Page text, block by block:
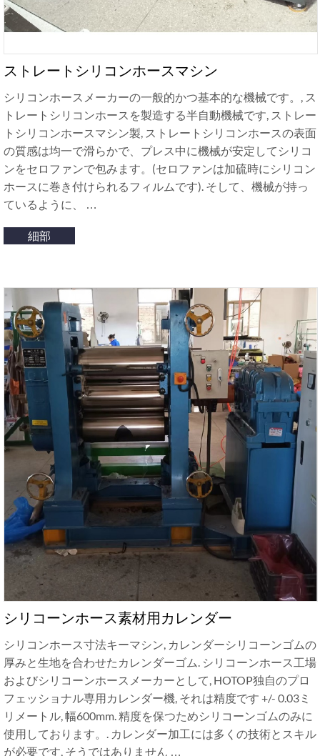
ストレートシリコンホースマシン
シリコンホースメーカーの一般的かつ基本的な機械です。, ス
トレートシリコンホースを製造する半自動機械です, ストレー
トシリコンホースマシン製, ストレートシリコンホースの表面
の質感は均一で滑らかで、プレス中に機械が安定してシリコ
ンをセロファンで包みます。(セロファンは加硫時にシリコン
ホースに巻き付けられるフィルムです). そして、機械が持っ
ているように、 …
細部
シリコーンホース素材用カレンダー
シリコンホース寸法キーマシン, カレンダーシリコーンゴムの
厚みと生地を合わせたカレンダーゴム. シリコーンホース工場
およびシリコーンホースメーカーとして, HOTOP独自のプロ
フェッショナル専用カレンダー機, それは精度です +/- 0.03ミ
リメートル, 幅600mm. 精度を保つためシリコーンゴムのみに
使用しております。. カレンダー加工には多くの技術とスキル
が必要です, そうではありません …